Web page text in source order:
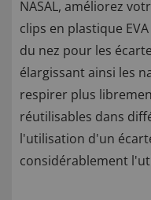
NASAL, améliorez
clips en plastique
du nez pour les
élargissant ainsi les
respirer plus
réutilisables dans
l'utilisation d'un
considérablement